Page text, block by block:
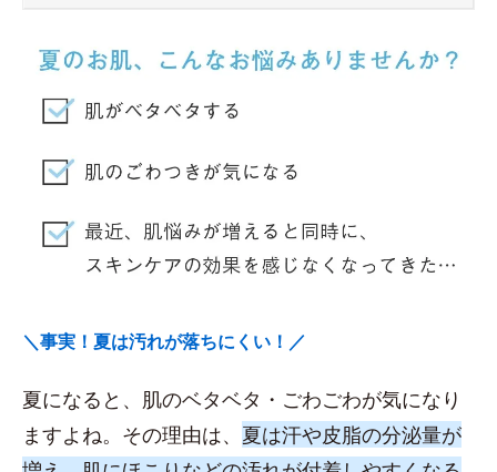
＼事実！夏は汚れが落ちにくい！／
夏になると、肌のベタベタ・ごわごわが気になり
ますよね。その理由は、 夏は汗や皮脂の分泌量が